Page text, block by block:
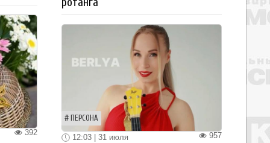
392
ПЕРСОНА
957
12:03 | 31 июля